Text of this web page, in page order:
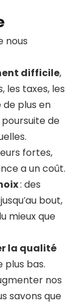
nous
difficile,
les taxes, les
plus en
de
fortes,
a un coût.
: des
bout,
mieux que
la qualité
plus bas.
nos
savons que